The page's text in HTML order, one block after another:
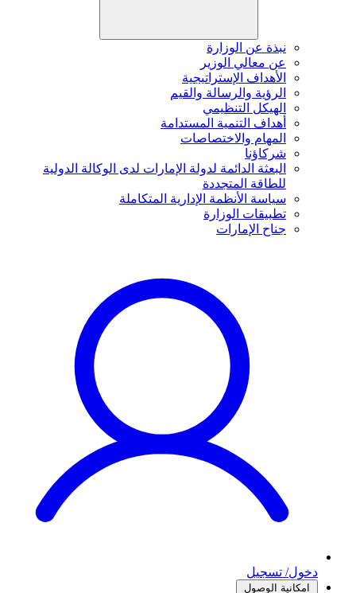
نبذة عن الوزارة
عن معالي الوزير
الأهداف الإستراتيجية
الرؤية والرسالة والقيم
الهيكل التنظيمي
أهداف التنمية المستدامة
المهام والاختصاصات
شركاؤنا
البعثة الدائمة لدولة الإمارات لدى الوكالة الدولية
للطاقة المتجددة
سياسة الأنظمة الإدارية المتكاملة
تطبيقات الوزارة
جناح الإمارات
دخول/ تسجيل
امكانية الوصول